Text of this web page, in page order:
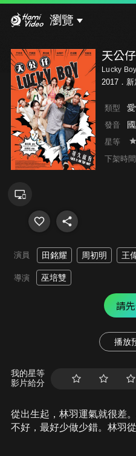
瀏覽
天公仔
Lucky Boy
2017．新
類型
發音
星等
下架時
演員 田銘耀 周初明 王
導演 巫培雙
請
播放
我的星等
影片給分
從出生起，林羽運氣就很差
不好，最好少做少錯。林羽